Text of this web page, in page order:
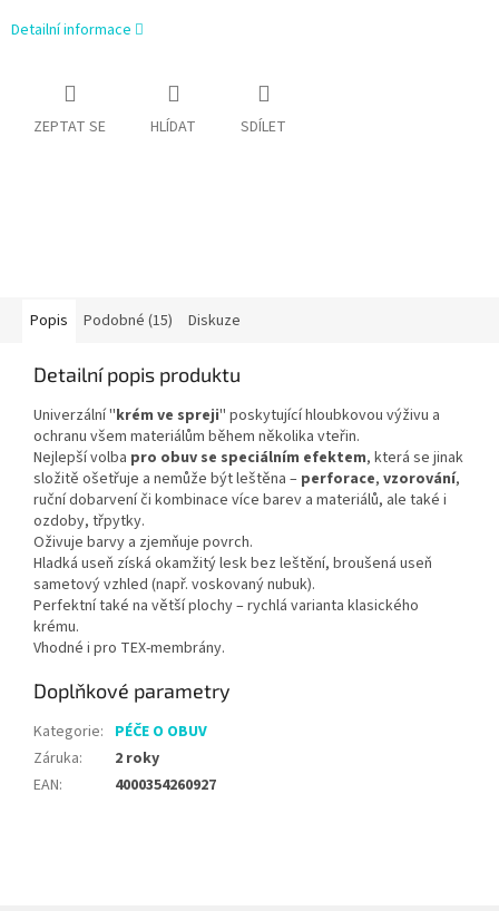
Detailní informace
ZEPTAT SE HLÍDAT SDÍLET
Popis Podobné (15) Diskuze
Detailní popis produktu
Univerzální ''krém ve spreji'' poskytující hloubkovou výživu a
ochranu všem materiálům během několika vteřin.
Nejlepší volba pro obuv se speciálním efektem, která se jinak
složitě ošetřuje a nemůže být leštěna – perforace, vzorování,
ruční dobarvení či kombinace více barev a materiálů, ale také i
ozdoby, třpytky.
Oživuje barvy a zjemňuje povrch.
Hladká useň získá okamžitý lesk bez leštění, broušená useň
sametový vzhled (např. voskovaný nubuk).
Perfektní také na větší plochy – rychlá varianta klasického
krému.
Vhodné i pro TEX-membrány.
Doplňkové parametry
Kategorie: PÉČE O OBUV
Záruka:
2 roky
EAN: 4000354260927